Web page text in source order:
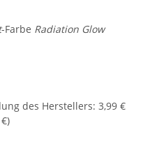
-Farbe Radiation Glow
des Herstellers: 3,99 €
)